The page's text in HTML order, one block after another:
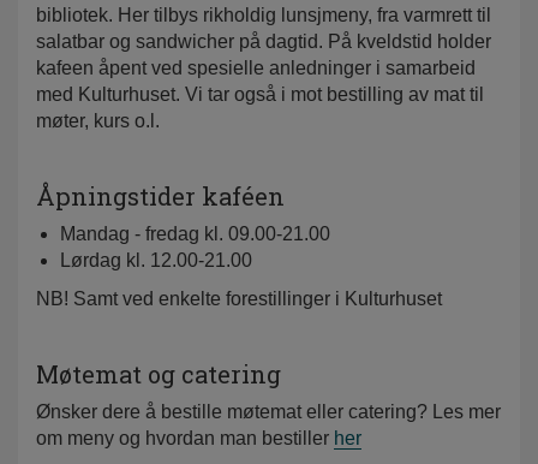
bibliotek. Her tilbys rikholdig lunsjmeny, fra varmrett til
salatbar og sandwicher på dagtid. På kveldstid holder
kafeen åpent ved spesielle anledninger i samarbeid
med Kulturhuset. Vi tar også i mot bestilling av mat til
møter, kurs o.l.
Åpningstider kaféen
Mandag - fredag kl. 09.00-21.00
Lørdag kl. 12.00-21.00
NB! Samt ved enkelte forestillinger i Kulturhuset
Møtemat og catering
Ønsker dere å bestille møtemat eller catering? Les mer
om meny og hvordan man bestiller her